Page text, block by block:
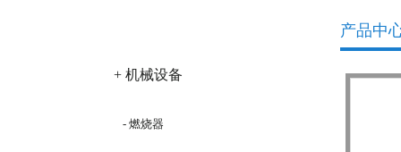
+ 机械设备
- 燃烧器
产品中